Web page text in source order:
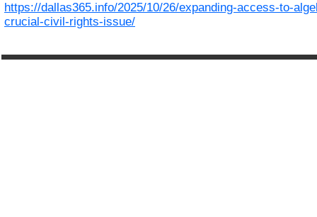
https://dallas365.info/2025/10/26/expanding-access-to-
crucial-civil-rights-issue/